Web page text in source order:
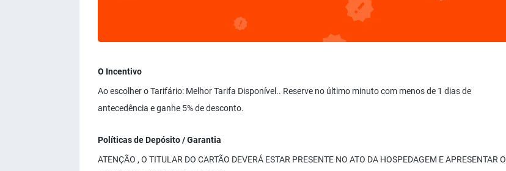
O Incentivo
Ao escolher o Tarifário: Melhor Tarifa Disponível.. Reserve no último minuto com menos de 1 dias de
antecedência e ganhe 5% de desconto.
Políticas de Depósito / Garantia
ATENÇÃO , O TITULAR DO CARTÃO DEVERÁ ESTAR PRESENTE NO ATO DA HOSPEDAGEM E APRESENTAR O